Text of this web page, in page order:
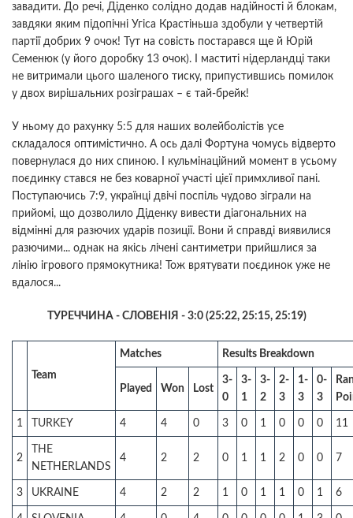
завадити. До речі, Діденко солідно додав надійності й блокам,
завдяки яким підопічні Угіса Крастіньша здобули у четвертій
партії добрих 9 очок! Тут на совість постарався ще й Юрій
Семенюк (у його доробку 13 очок). І маститі нідерландці таки
не витримали цього шаленого тиску, припустившись помилок
у двох вирішальних розіграшах – є тай-брейк!
У ньому до рахунку 5:5 для наших волейболістів усе
складалося оптимістично. А ось далі Фортуна чомусь відверто
повернулася до них спиною. І кульмінаційний момент в усьому
поєдинку стався не без коварної участі цієї примхливої пані.
Поступаючись 7:9, українці двічі поспіль чудово зіграли на
прийомі, що дозволило Діденку вивести діагональних на
відмінні для разючих ударів позиції. Вони й справді виявилися
разючими... однак на якісь лічені сантиметри прийшлися за
лінію ігрового прямокутника! Тож врятувати поєдинок уже не
вдалося...
ТУРЕЧЧИНА - СЛОВЕНІЯ - 3:0 (25:22, 25:15, 25:19)
Team
Matches Results Breakdown
Played Won Lost
3-
0
3-
1
3-
2
2-
3
1-
3
0-
3
1 TURKEY 4 4 0 3 0 1 0 0 0 11
2
THE
NETHERLANDS
4 2 2 0 1 1 2 0 0 7
3 UKRAINE 4 2 2 1 0 1 1 0 1 6